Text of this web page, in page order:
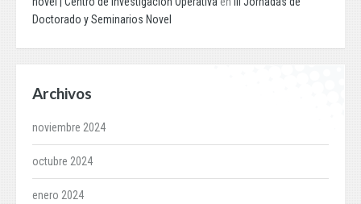
Doctorado y Seminarios Novel
Archivos
noviembre 2024
octubre 2024
enero 2024